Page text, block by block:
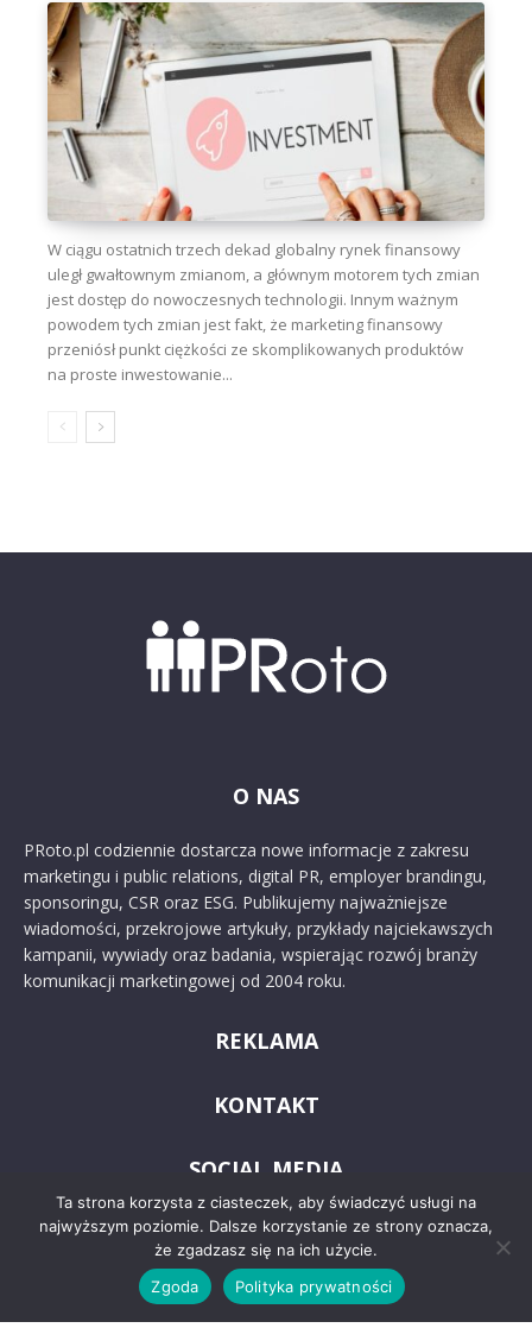
W ciągu ostatnich trzech dekad globalny rynek finansowy
uległ gwałtownym zmianom, a głównym motorem tych zmian
jest dostęp do nowoczesnych technologii. Innym ważnym
powodem tych zmian jest fakt, że marketing finansowy
przeniósł punkt ciężkości ze skomplikowanych produktów
na proste inwestowanie...
O NAS
PRoto.pl codziennie dostarcza nowe informacje z zakresu
marketingu i public relations, digital PR, employer brandingu,
sponsoringu, CSR oraz ESG. Publikujemy najważniejsze
wiadomości, przekrojowe artykuły, przykłady najciekawszych
kampanii, wywiady oraz badania, wspierając rozwój branży
komunikacji marketingowej od 2004 roku.
REKLAMA
KONTAKT
SOCIAL MEDIA
Ta strona korzysta z ciasteczek, aby świadczyć usługi na
najwyższym poziomie. Dalsze korzystanie ze strony oznacza,
że zgadzasz się na ich użycie.
Zgoda
Polityka prywatności